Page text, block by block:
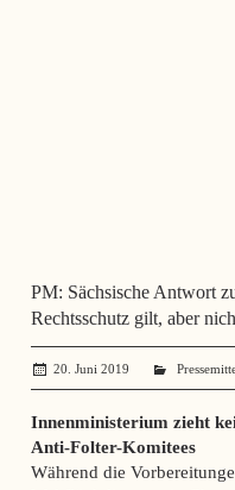
PM: Sächsische Antwort
Rechtsschutz gilt, aber
20. Juni 2019
Innenministerium zieht
Anti-Folter-Komitees
Während die